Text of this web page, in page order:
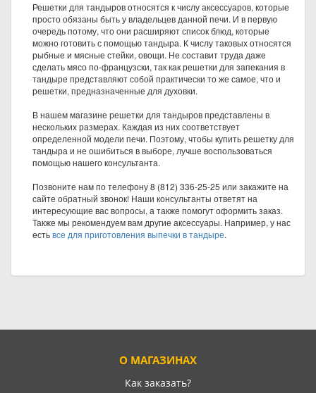
Решетки для тандыров относятся к числу аксессуаров, которые
просто обязаны быть у владельцев данной печи. И в первую
очередь потому, что они расширяют список блюд, которые
можно готовить с помощью тандыра. К числу таковых относятся
рыбные и мясные стейки, овощи. Не составит труда даже
сделать мясо по-французски, так как решетки для запекания в
тандыре представляют собой практически то же самое, что и
решетки, предназначенные для духовки.
В нашем магазине решетки для тандыров представлены в
нескольких размерах. Каждая из них соответствует
определенной модели печи. Поэтому, чтобы купить решетку для
тандыра и не ошибиться в выборе, лучше воспользоваться
помощью нашего консультанта.
Позвоните нам по телефону 8 (812) 336-25-25 или закажите на
сайте обратный звонок! Наши консультанты ответят на
интересующие вас вопросы, а также помогут оформить заказ.
Также мы рекомендуем вам другие аксессуары. Например, у нас
естьвсе для приготовления выпечки в тандыре.
О МАГАЗИНАХ
Как заказать?